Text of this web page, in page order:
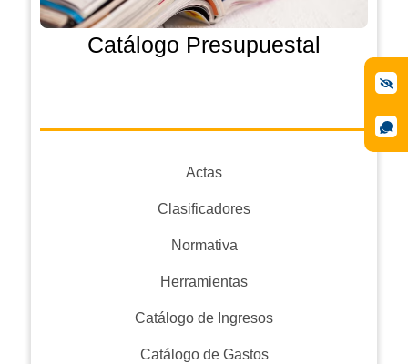
Catálogo Presupuestal
Actas
Clasificadores
Normativa
Herramientas
Catálogo de Ingresos
Catálogo de Gastos